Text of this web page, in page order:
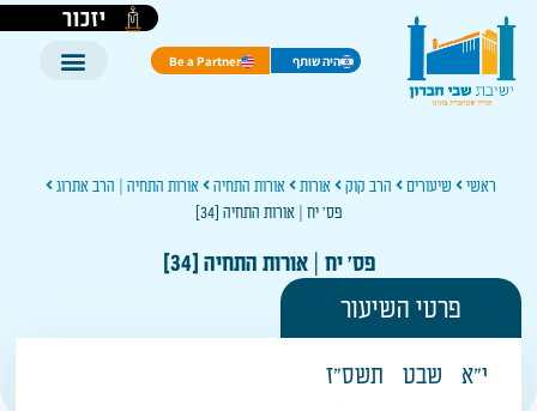
יזכור
היה שותף Be a Partner
ראשי שיעורים הרב קוק אורות אורות התחיה
אורות התחיה | הרב אתרוג
פס' יח | אורות התחיה [34]
פס' יח | אורות התחיה [34]
פרטי השיעור
י"א שבט תשס"ז